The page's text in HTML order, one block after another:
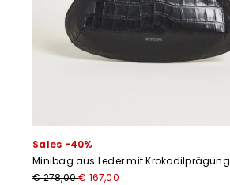
Sales -40%
Minibag aus Leder mit Krokodilprägung
€ 278,00€ 167,00